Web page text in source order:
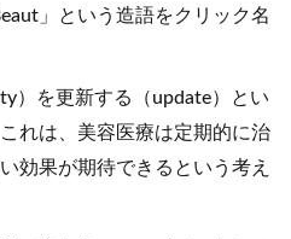
」という造語をクリック名
）を更新する（update）とい
れは、美容医療は定期的に治
効果が期待できるという考え